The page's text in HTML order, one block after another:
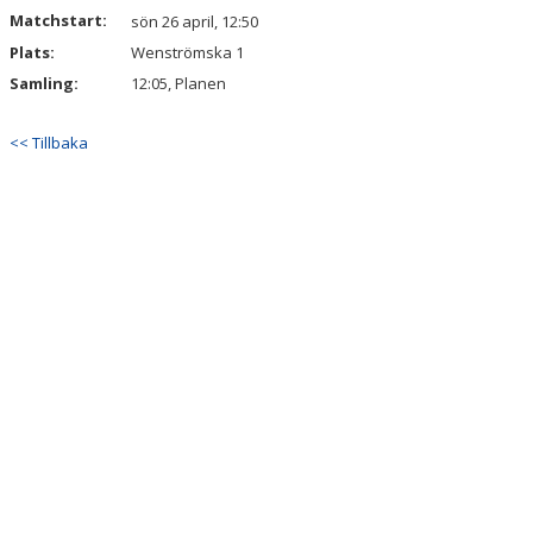
Matchstart:
sön 26 april, 12:50
Plats:
Wenströmska 1
Samling:
12:05, Planen
<< Tillbaka